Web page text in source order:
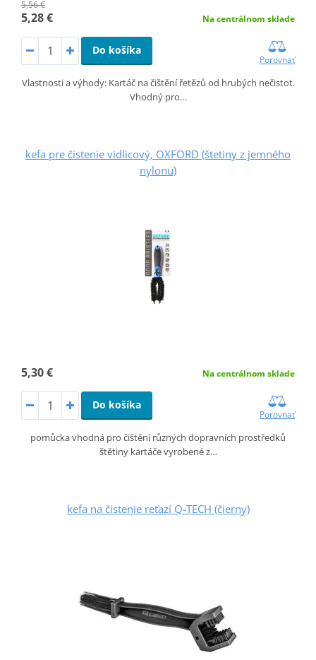
5,56 €
5,28 € Na centrálnom sklade
Do košíka
Porovnať
Vlastnosti a výhody: Kartáč na čištění řetězů od hrubých nečistot.
Vhodný pro…
kefa pre čistenie vidlicový, OXFORD (štetiny z jemného
nylonu)
5,30 € Na centrálnom sklade
Do košíka
Porovnať
pomůcka vhodná pro čištění různých dopravních prostředků
štětiny kartáče vyrobené z…
kefa na čistenie reťazí Q-TECH (čierny)